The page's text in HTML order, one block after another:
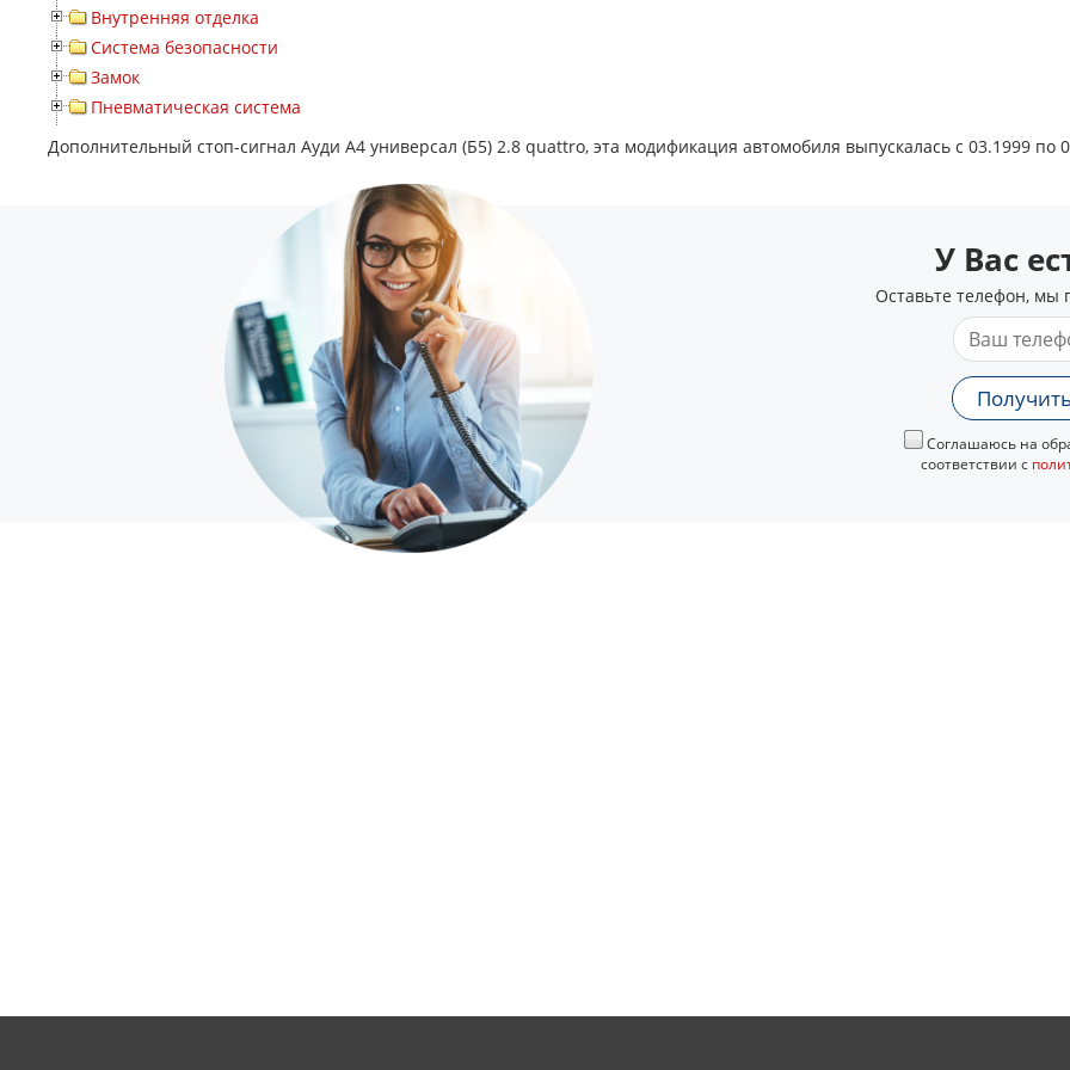
Внутренняя отделка
Система безопасности
Замок
Пневматическая система
Дополнительный стоп-сигнал Ауди А4 универсал (Б5) 2.8 quattro, эта модификация автомобиля выпускалась с 03.1999 по
У Вас
Оставьте телефон, мы
Соглашаюсь на
соответствии с